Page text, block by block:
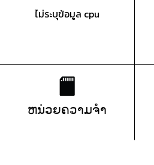
ไม่ระบุข้อมูล cpu
ຫນ່ວຍຄວາມຈຳ